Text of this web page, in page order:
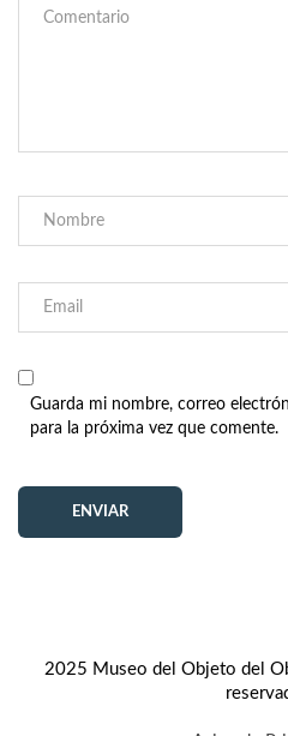
Guarda mi nombre, correo
para la próxima vez que comente.
2025 Museo del Objeto del